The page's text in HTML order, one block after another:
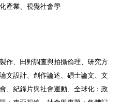
產業、視覺社會學
作、田野調查與拍攝倫理、研究方
文設計、創作論述、碩士論文、文
、紀錄片與社會運動、全球化：政